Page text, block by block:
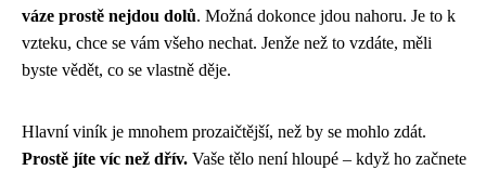
váze prostě nejdou dolů. Možná dokonce jdou nahoru. Je to k
vzteku, chce se vám všeho nechat. Jenže než to vzdáte, měli
byste vědět, co se vlastně děje.
Hlavní viník je mnohem prozaičtější, než by se mohlo zdát.
Prostě jíte víc než dřív. Vaše tělo není hloupé – když ho začnete